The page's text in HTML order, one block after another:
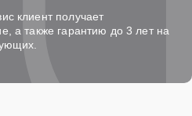
клиент получает
а также гарантию до 3 лет на